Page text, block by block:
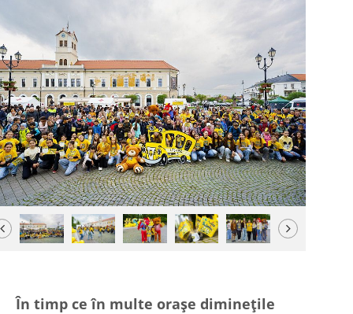
Previous Next
În timp ce în multe oraşe dimineţile